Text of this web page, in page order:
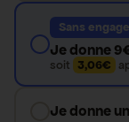
Sans
Je donne
soit 3,06€
Je donne